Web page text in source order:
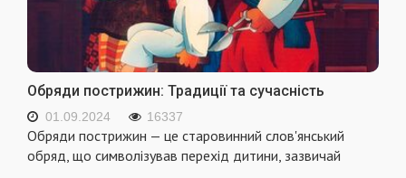
Обряди пострижин: Традиції та сучасність
01.09.2024 16337
Обряди пострижин — це старовинний слов'янський
обряд, що символізував перехід дитини, зазвичай